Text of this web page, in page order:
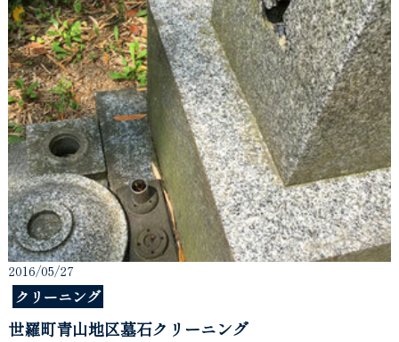
2016/05/27
クリーニング
世羅町青山地区墓石クリーニング